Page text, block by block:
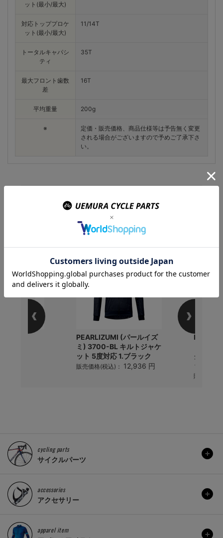
ット(最小/最大)
対応トッププロケ
ット(最小/最大)
11/14T
トータルキャパシ
ティ
35T
最大フロント歯数
差
16T
平均重量 200g
※
定価・販売価格、商品仕様等は予告無く変更
される場合がございますので予めご了承下さ
い。
この商品を購入のお客様
はこんな商品を買ってい
ます
PEARLIZUMI (パールイズ
ミ) 3700-BL キルトジャケ
ット 5度対応 1.ブラック
販売価格(税込)： 12,936 円
ク ハン
ック
販売価格(
cycling parts
サイクルパーツ
accessories
アクセサリー
apparel item